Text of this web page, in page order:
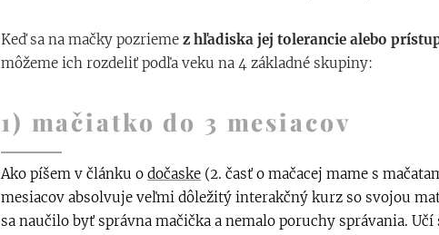
Keď sa na mačky pozrieme z hľadiska jej tolerancie alebo
môžeme ich rozdeliť podľa veku na 4 základné skupiny:
1) mačiatko do 3 mesiacov
Ako píšem v článku o dočaske (2. časť o mačacej mame s
mesiacov absolvuje veľmi dôležitý interakčný kurz so svojou
sa naučilo byť správna mačička a nemalo poruchy správania. Učí